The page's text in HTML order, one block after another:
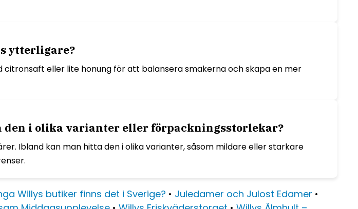
ytterligare?
eller lite honung för att balansera smakerna och skapa en mer
den i olika varianter eller förpackningsstorlekar?
Ibland kan man hitta den i olika varianter, såsom mildare eller starkare
Willys butiker finns det i Sverige? • Juledamer och Julost Edamer •